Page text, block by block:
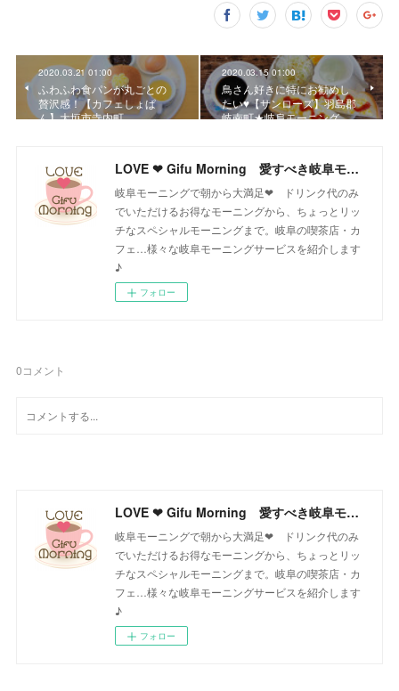
2020.03.21 01:00
ふわふわ食パンが丸ごとの
贅沢感！【カフェしょぱ
ん】大垣市寺内町
2020.03.15 01:00
鳥さん好きに特にお勧めし
たい♥【サンローズ】羽島郡
岐南町★岐阜モーニング
LOVE ❤ Gifu Morning 愛すべき岐阜モーニング♪
岐阜モーニングで朝から大満足❤ ドリンク代のみ
でいただけるお得なモーニングから、ちょっとリッ
チなスペシャルモーニングまで。岐阜の喫茶店・カ
フェ…様々な岐阜モーニングサービスを紹介します
♪
フォロー
0コメント
LOVE ❤ Gifu Morning 愛すべき岐阜モーニング♪
岐阜モーニングで朝から大満足❤ ドリンク代のみ
でいただけるお得なモーニングから、ちょっとリッ
チなスペシャルモーニングまで。岐阜の喫茶店・カ
フェ…様々な岐阜モーニングサービスを紹介します
♪
フォロー